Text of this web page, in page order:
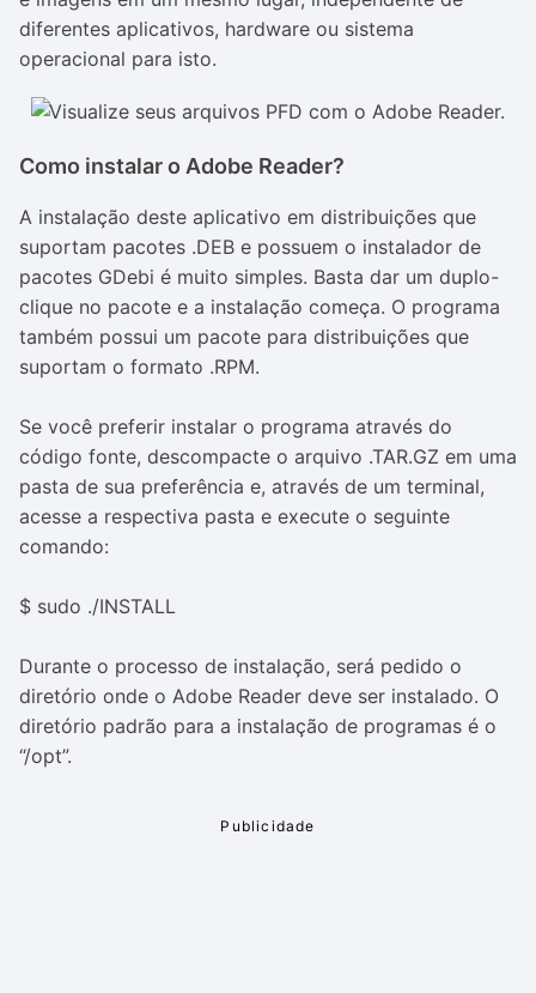
diferentes aplicativos, hardware ou sistema
operacional para isto.
Como instalar o Adobe Reader?
A instalação deste aplicativo em distribuições que
suportam pacotes .DEB e possuem o instalador de
pacotes GDebi é muito simples. Basta dar um duplo-
clique no pacote e a instalação começa. O programa
também possui um pacote para distribuições que
suportam o formato .RPM.
Se você preferir instalar o programa através do
código fonte, descompacte o arquivo .TAR.GZ em uma
pasta de sua preferência e, através de um terminal,
acesse a respectiva pasta e execute o seguinte
comando:
$ sudo ./INSTALL
Durante o processo de instalação, será pedido o
diretório onde o Adobe Reader deve ser instalado. O
diretório padrão para a instalação de programas é o
“/opt”.